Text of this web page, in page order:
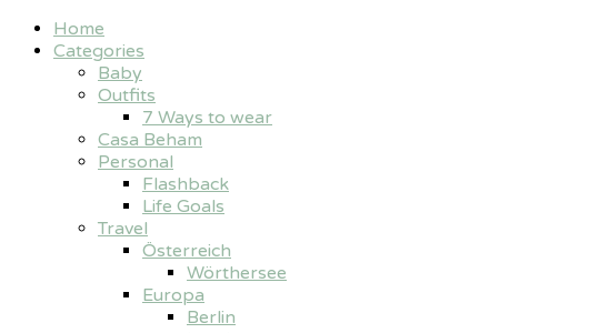
Home
Categories
Baby
Outfits
7 Ways to wear
Casa Beham
Personal
Flashback
Life Goals
Travel
Österreich
Wörthersee
Europa
Berlin